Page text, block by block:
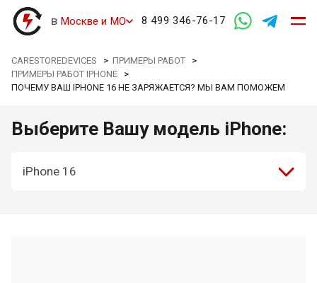
в Москве и МО 8 499 346-76-17
CARESTOREDEVICES >ПРИМЕРЫ РАБОТ >
ПРИМЕРЫ РАБОТ IPHONE >
ПОЧЕМУ ВАШ IPHONE 16 НЕ ЗАРЯЖАЕТСЯ? МЫ ВАМ ПОМОЖЕМ
Выберите Вашу модель iPhone:
iPhone 16